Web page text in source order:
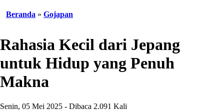
Beranda » Gojapan
Rahasia Kecil dari Jepang
untuk Hidup yang Penuh
Makna
Senin, 05 Mei 2025 - Dibaca 2.091 Kali